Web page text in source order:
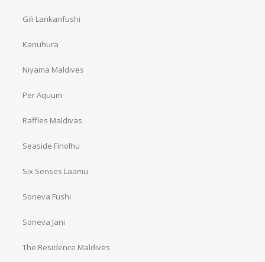
Gili Lankanfushi
Kanuhura
Niyama Maldives
Per Aquum
Raffles Maldivas
Seaside Finolhu
Six Senses Laamu
Soneva Fushi
Soneva Jani
The Residence Maldives